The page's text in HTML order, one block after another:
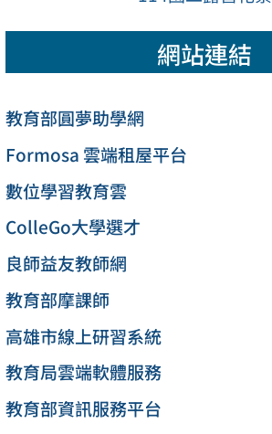
網站連結
教育部圓夢助學網
Formosa 雲端租屋平台
數位學習教育雲
ColleGo大學選才
良師益友教師網
教育部摩課師
高雄市線上研習系統
教育局雲端軟體服務
教育部資訊服務平台